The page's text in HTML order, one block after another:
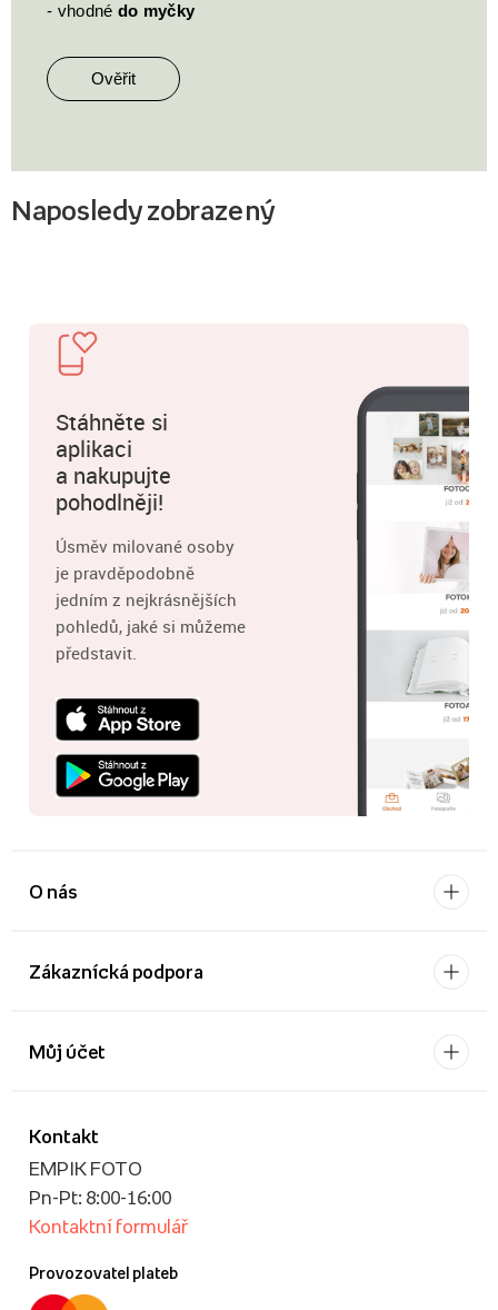
- vhodné do myčky
Ověřit
Naposledy zobrazený
Stáhněte si
aplikaci
a nakupujte
pohodlněji!
Úsměv milované osoby
je pravděpodobně
jedním z nejkrásnějších
pohledů, jaké si můžeme
představit.
O nás
Zákaznícká podpora
Kontakt
EMPIK FOTO
Pn-Pt: 8:00-16:00
Kontaktní formulář
Provozovatel plateb
Můj účet